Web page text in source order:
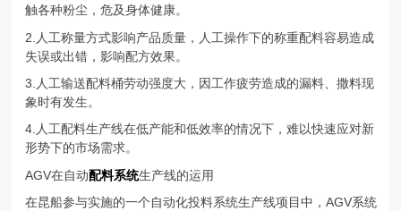
触各种粉尘，危及身体健康。
2.人工称量方式影响产品质量，人工操作下的称重配料容易造成
失误或出错，影响配方效果。
3.人工输送配料桶劳动强度大，因工作疲劳造成的漏料、撒料现
象时有发生。
4.人工配料生产线在低产能和低效率的情况下，难以快速应对新
形势下的市场需求。
AGV在自动配料系统生产线的运用
在昆船参与实施的一个自动化投料系统生产线项目中，AGV系统